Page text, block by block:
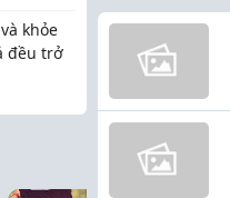
khỏe
đều trở